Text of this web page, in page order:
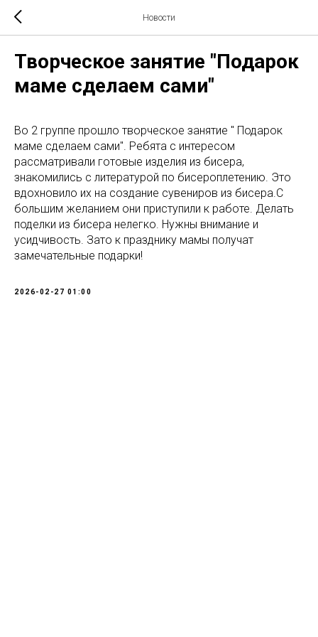
Новости
Творческое занятие "Подарок
маме сделаем сами"
Во 2 группе прошло творческое занятие " Подарок
маме сделаем сами". Ребята с интересом
рассматривали готовые изделия из бисера,
знакомились с литературой по бисероплетению. Это
вдохновило их на создание сувениров из бисера.С
большим желанием они приступили к работе. Делать
поделки из бисера нелегко. Нужны внимание и
усидчивость. Зато к празднику мамы получат
замечательные подарки!
2026-02-27 01:00